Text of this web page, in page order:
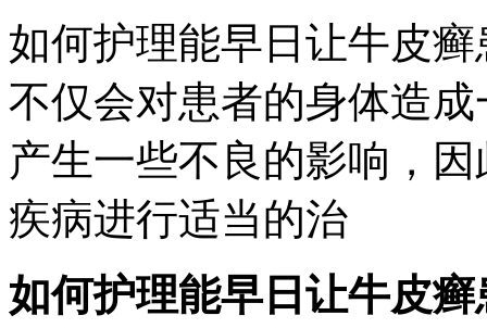
如何护理能早日让牛皮
不仅会对患者的身体造
产生一些不良的影响，
疾病进行适当的治
如何护理能早日让牛皮